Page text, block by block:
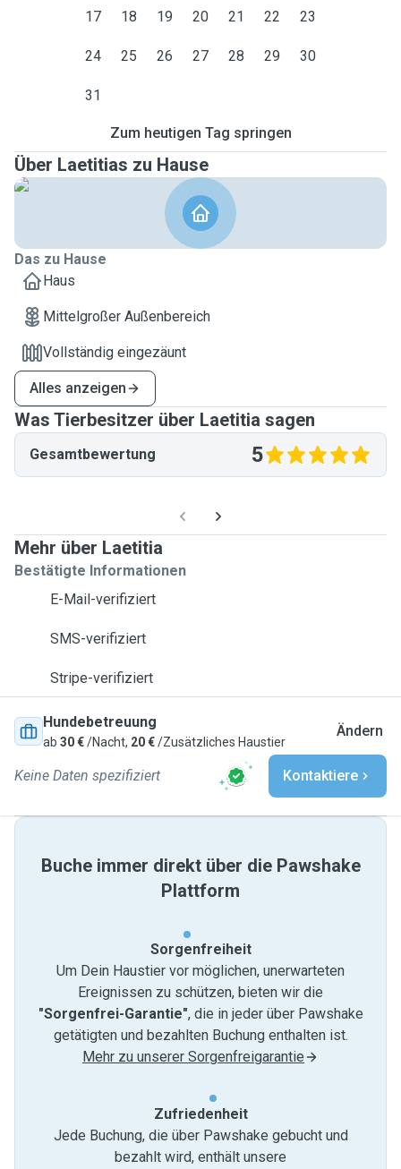
17 18 19 20 21 22 23
24 25 26 27 28 29 30
31
Zum heutigen Tag springen
Über Laetitias zu Hause
Das zu Hause
Haus
Mittelgroßer Außenbereich
Vollständig eingezäunt
Alles anzeigen
Was Tierbesitzer über Laetitia sagen
Gesamtbewertung 5
Mehr über Laetitia
Bestätigte Informationen
E-Mail-verifiziert
SMS-verifiziert
Stripe-verifiziert
Hundebetreuung
ab 30 €/Nacht, 20 €/Zusätzliches Haustier
Ändern
Keine Daten spezifiziert Kontaktiere
Buche immer direkt über die Pawshake
Plattform
Sorgenfreiheit
Um Dein Haustier vor möglichen, unerwarteten
Ereignissen zu schützen, bieten wir die
"Sorgenfrei-Garantie", die in jeder über Pawshake
getätigten und bezahlten Buchung enthalten ist.
Mehr zu unserer Sorgenfreigarantie
Zufriedenheit
Jede Buchung, die über Pawshake gebucht und
bezahlt wird, enthält unsere